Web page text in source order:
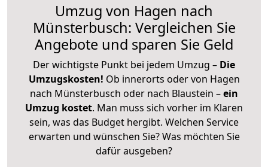
Umzug von Hagen nach
Münsterbusch: Vergleichen Sie
Angebote und sparen Sie Geld
Der wichtigste Punkt bei jedem Umzug – Die
Umzugskosten! Ob innerorts oder von Hagen
nach Münsterbusch oder nach Blaustein –ein
Umzug kostet. Man muss sich vorher im Klaren
sein, was das Budget hergibt. Welchen Service
erwarten und wünschen Sie? Was möchten Sie
dafür ausgeben?